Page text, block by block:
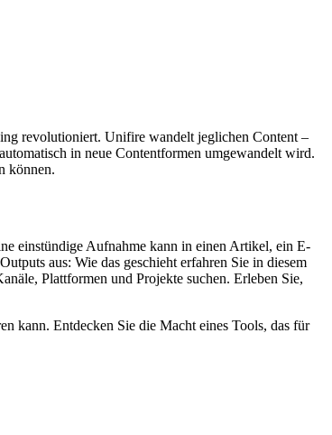
revolutioniert. Unifire wandelt jeglichen Content –
in neue Contentformen umgewandelt wird.
können.
einstündige Aufnahme kann in einen Artikel, ein E-
aus: Wie das geschieht erfahren Sie in diesem
Plattformen und Projekte suchen. Erleben Sie,
kann. Entdecken Sie die Macht eines Tools, das für